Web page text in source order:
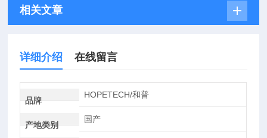
相关文章
详细介绍 在线留言
品牌
HOPETECH/和普
产地类别
国产